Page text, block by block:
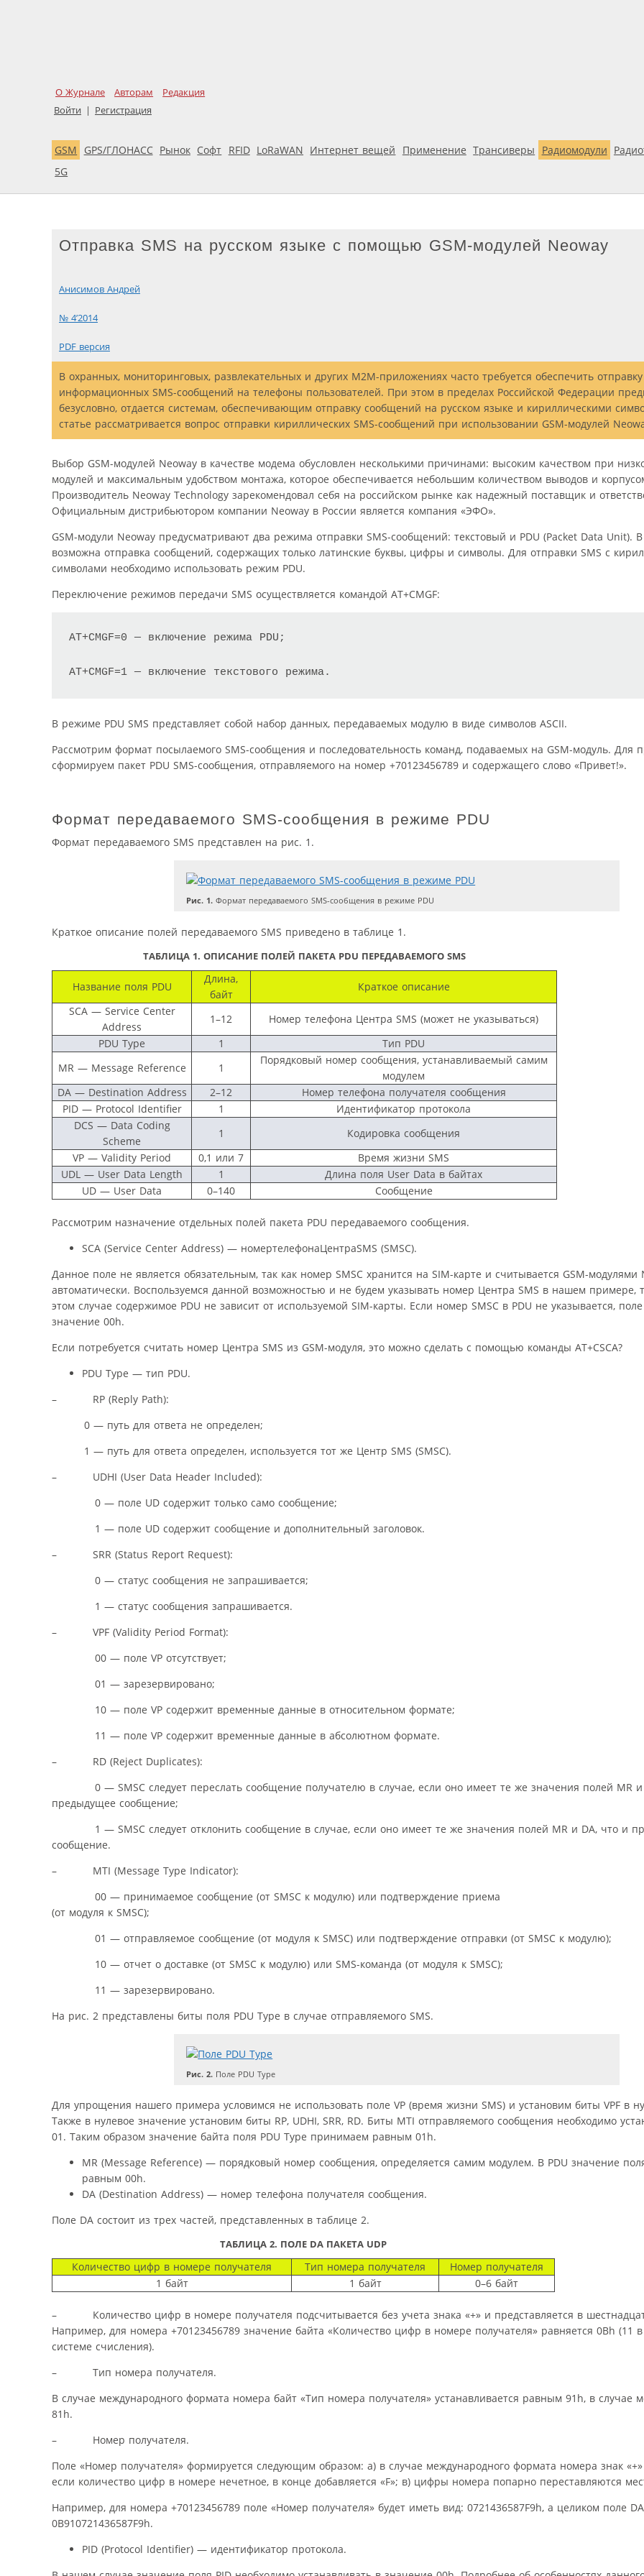
О Журнале Авторам
Редакция
Войти | Регистрация
GSM GPS/ГЛОНАСС Рынок Софт RFID LoRaWAN Интернет вещей Применение Трансиверы Радиомодули
5G
Отправка SMS на русском языке с помощью GSM-модулей Neoway
Анисимов Андрей
№ 4’2014
PDF версия
В охранных, мониторинговых, развлекательных и других M2M-приложениях часто требуется обеспечить отправку
информационных SMS-сообщений на телефоны пользователей. При этом в пределах Российской Федерации
безусловно, отдается системам, обеспечивающим отправку сообщений на русском языке и кириллическими
статье рассматривается вопрос отправки кириллических SMS-сообщений при использовании GSM-модулей
Выбор GSM-модулей Neoway в качестве модема обусловлен несколькими причинами: высоким качеством при
модулей и максимальным удобством монтажа, которое обеспечивается небольшим количеством выводов и
Производитель Neoway Technology зарекомендовал себя на российском рынке как надежный поставщик и
Официальным дистрибьютором компании Neoway в России является компания «ЭФО».
GSM-модули Neoway предусматривают два режима отправки SMS-сообщений: текстовый и PDU (Packet Data Unit).
возможна отправка сообщений, содержащих только латинские буквы, цифры и символы. Для отправки SMS с
символами необходимо использовать режим PDU.
Переключение режимов передачи SMS осуществляется командой AT+CMGF:
AT+CMGF=0 — включение режима PDU;
AT+CMGF=1 — включение текстового режима.
В режиме PDU SMS представляет собой набор данных, передаваемых модулю в виде символов ASCII.
Рассмотрим формат посылаемого SMS-сообщения и последовательность команд, подаваемых на GSM-модуль. Для
сформируем пакет PDU SMS-сообщения, отправляемого на номер +70123456789 и содержащего слово «Привет!».
Формат передаваемого SMS-сообщения в режиме PDU
Формат передаваемого SMS представлен на рис. 1.
Рис. 1. Формат передаваемого SMS-сообщения в режиме PDU
Краткое описание полей передаваемого SMS приведено в таблице 1.
ТАБЛИЦА 1. ОПИСАНИЕ ПОЛЕЙ ПАКЕТА PDU ПЕРЕДАВАЕМОГО SMS
Название поля PDU
Длина,
байт
Краткое описание
SCA — Service Center
Address
1–12
Номер телефона Центра SMS (может не указываться)
PDU Type
1
Тип PDU
MR — Message Reference
1
Порядковый номер сообщения, устанавливаемый самим
модулем
DA — Destination Address
2–12
Номер телефона получателя сообщения
PID — Protocol Identifier
1
Идентификатор протокола
DCS — Data Coding
Scheme
1
Кодировка сообщения
VP — Validity Period
0,1 или 7
Время жизни SMS
UDL — User Data Length
1
Длина поля User Data в байтах
UD — User Data
0–140 Сообщение
Рассмотрим назначение отдельных полей пакета PDU передаваемого сообщения.
SCA (Service Center Address) — номертелефонаЦентраSMS (SMSC).
Данное поле не является обязательным, так как номер SMSC хранится на SIM-карте и считывается GSM-модулями
автоматически. Воспользуемся данной возможностью и не будем указывать номер Центра SMS в нашем примере,
этом случае содержимое PDU не зависит от используемой SIM-карты. Если номер SMSC в PDU не указывается,
значение 00h.
Если потребуется считать номер Центра SMS из GSM-модуля, это можно сделать с помощью команды AT+CSCA?
PDU Type — тип PDU.
– RP (Reply Path):
0 — путь для ответа не определен;
1 — путь для ответа определен, используется тот же Центр SMS (SMSC).
– UDHI (User Data Header Included):
0 — поле UD содержит только само сообщение;
1 — поле UD содержит сообщение и дополнительный заголовок.
– SRR (Status Report Request):
0 — статус сообщения не запрашивается;
1 — статус сообщения запрашивается.
– VPF (Validity Period Format):
00 — поле VP отсутствует;
01 — зарезервировано;
10 — поле VP содержит временные данные в относительном формате;
11 — поле VP содержит временные данные в абсолютном формате.
– RD (Reject Duplicates):
0 — SMSC следует переслать сообщение получателю в случае, если оно имеет те же значения полей MR и
предыдущее сообщение;
1 — SMSC следует отклонить сообщение в случае, если оно имеет те же значения полей MR и DA, что и
сообщение.
– MTI (Message Type Indicator):
00 — принимаемое сообщение (от SMSC к модулю) или подтверждение приема
(от модуля к SMSC);
01 — отправляемое сообщение (от модуля к SMSC) или подтверждение отправки (от SMSC к модулю);
10 — отчет о доставке (от SMSC к модулю) или SMS-команда (от модуля к SMSC);
11 — зарезервировано.
На рис. 2 представлены биты поля PDU Type в случае отправляемого SMS.
Рис. 2. Поле PDU Type
Для упрощения нашего примера условимся не использовать поле VP (время жизни SMS) и установим биты VPF в
Также в нулевое значение установим биты RP, UDHI, SRR, RD. Биты MTI отправляемого сообщения необходимо
01. Таким образом значение байта поля PDU Type принимаем равным 01h.
MR (Message Reference) — порядковый номер сообщения, определяется самим модулем. В PDU значение
равным 00h.
DA (Destination Address) — номер телефона получателя сообщения.
Поле DA состоит из трех частей, представленных в таблице 2.
ТАБЛИЦА 2. ПОЛЕ DA ПАКЕТА UDP
Количество цифр в номере получателя Тип номера получателя
Номер получателя
1 байт
1 байт 0–6 байт
– Количество цифр в номере получателя подсчитывается без учета знака «+» и представляется в
Например, для номера +70123456789 значение байта «Количество цифр в номере получателя» равняется 0Bh (11
системе счисления).
– Тип номера получателя.
В случае международного формата номера байт «Тип номера получателя» устанавливается равным 91h, в случае
81h.
– Номер получателя.
Поле «Номер получателя» формируется следующим образом: а) в случае международного формата номера знак «+»
если количество цифр в номере нечетное, в конце добавляется «F»; в) цифры номера попарно переставляются
Например, для номера +70123456789 поле «Номер получателя» будет иметь вид: 0721436587F9h, а целиком поле
0B910721436587F9h.
PID (Protocol Identifier) — идентификатор протокола.